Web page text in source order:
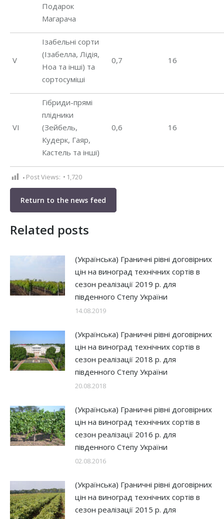
Подарок
Магарача
V
Ізабельні сорти
(Ізабелла, Лідія,
Ноа та інші) та
сортосуміші
0,7 16
VІ
Гібриди-прямі
плідники
(Зейбель,
Кудерк, Гаяр,
Кастель та інші)
0,6 16
Post Views: 1,720
Return to the news feed
Related posts
(Українська) Граничні рівні договірних
цін на виноград технічних сортів в
сезон реалізації 2019 р. для
південного Степу України
14.08.2019
(Українська) Граничні рівні договірних
цін на виноград технічних сортів в
сезон реалізації 2018 р. для
південного Степу України
20.08.2018
(Українська) Граничні рівні договірних
цін на виноград технічних сортів в
сезон реалізації 2016 р. для
південного Степу України
02.08.2016
(Українська) Граничні рівні договірних
цін на виноград технічних сортів в
сезон реалізації 2015 р. для